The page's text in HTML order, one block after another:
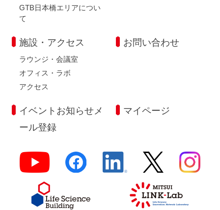
GTB日本橋エリアについ
て
施設・アクセス
ラウンジ・会議室
オフィス・ラボ
アクセス
お問い合わせ
イベントお知らせメ
ール登録
マイページ